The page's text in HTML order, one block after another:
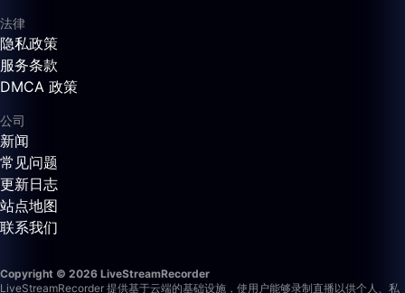
法律
隐私政策
服务条款
DMCA 政策
公司
新闻
常见问题
更新日志
站点地图
联系我们
Copyright © 2026 LiveStreamRecorder
LiveStreamRecorder 提供基于云端的基础设施，使用户能够录制直播以供个人、私